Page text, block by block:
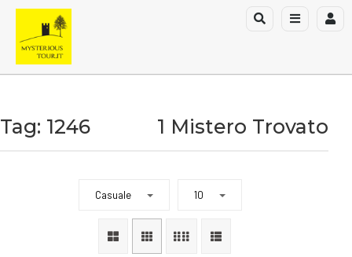
Tag: 1246 1 Mistero Trovato
Casuale 10